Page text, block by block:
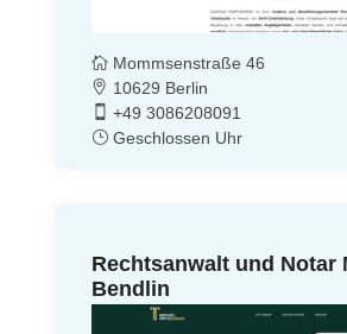
Mommsenstraße 46
10629 Berlin
+49 3086208091
Geschlossen Uhr
Rechtsanwalt und Notar
Bendlin